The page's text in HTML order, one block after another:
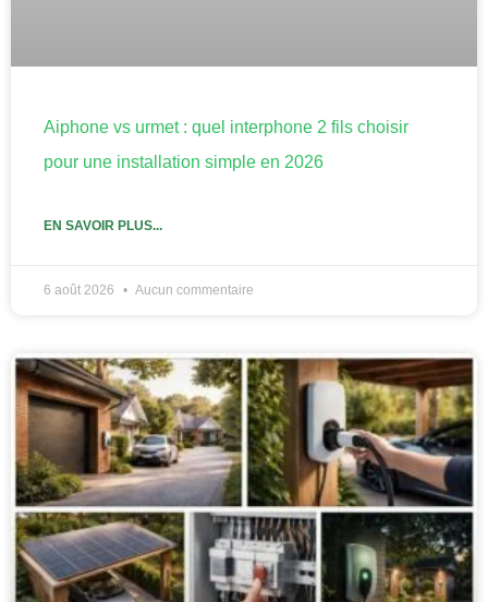
Aiphone vs urmet : quel interphone 2 fils choisir
pour une installation simple en 2026
EN SAVOIR PLUS...
6 août 2026 Aucun commentaire